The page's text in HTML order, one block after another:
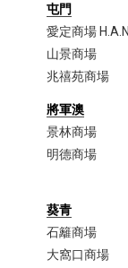
屯門
愛定商場
山景商場
兆禧苑商場
將軍澳
景林商場
明德商場
葵青
石籬商場
大窩口商場​